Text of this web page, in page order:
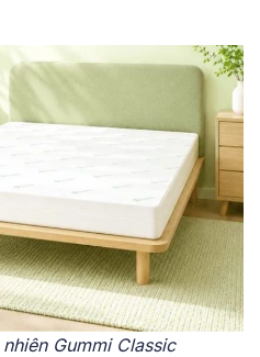
Gummi Classic